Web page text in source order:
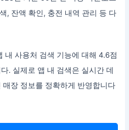
, 잔액 확인, 충전 내역 관리 등 다
내 사용처 검색 기능에 대해 4.6점
. 실제로 앱 내 검색은 실시간 데
장 정보를 정확하게 반영합니다